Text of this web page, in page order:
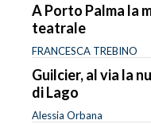
A Porto Palma la
teatrale
FRANCESCA TREBINO
Guilcier, al via la
di Lago
Alessia Orbana